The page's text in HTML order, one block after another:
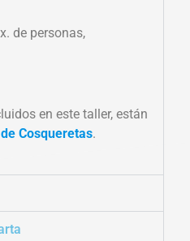
de personas,
en este taller, están
Cosqueretas.